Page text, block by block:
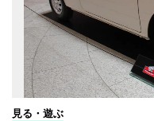
見る・遊ぶ